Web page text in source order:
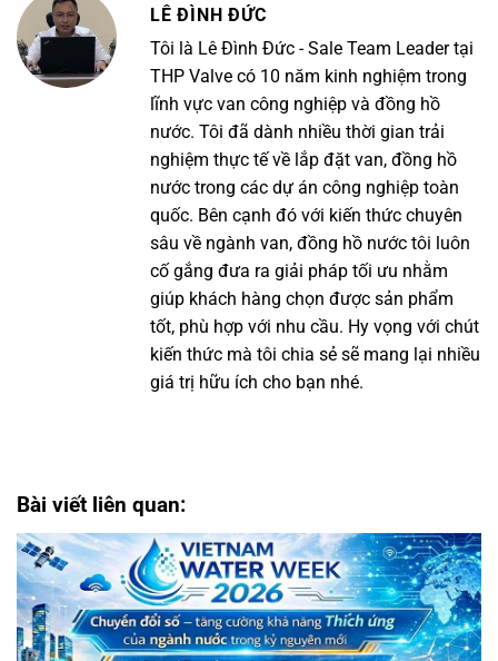
LÊ ĐÌNH ĐỨC
Tôi là Lê Đình Đức - Sale Team Leader tại
THP Valve có 10 năm kinh nghiệm trong
lĩnh vực van công nghiệp và đồng hồ
nước. Tôi đã dành nhiều thời gian trải
nghiệm thực tế về lắp đặt van, đồng hồ
nước trong các dự án công nghiệp toàn
quốc. Bên cạnh đó với kiến thức chuyên
sâu về ngành van, đồng hồ nước tôi luôn
cố gắng đưa ra giải pháp tối ưu nhằm
giúp khách hàng chọn được sản phẩm
tốt, phù hợp với nhu cầu. Hy vọng với chút
kiến thức mà tôi chia sẻ sẽ mang lại nhiều
giá trị hữu ích cho bạn nhé.
Bài viết liên quan: